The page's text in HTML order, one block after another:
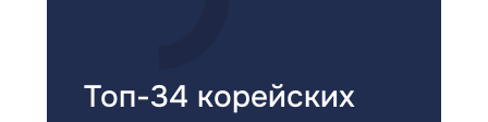
Топ-34 корейских